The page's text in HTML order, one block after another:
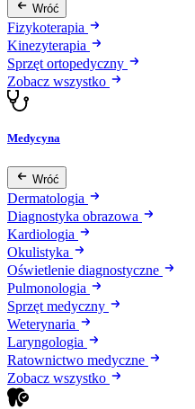
Wróć
Fizykoterapia
Kinezyterapia
Sprzęt ortopedyczny
Zobacz wszystko
Medycyna
Wróć
Dermatologia
Diagnostyka obrazowa
Kardiologia
Okulistyka
Oświetlenie diagnostyczne
Pulmonologia
Sprzęt medyczny
Weterynaria
Laryngologia
Ratownictwo medyczne
Zobacz wszystko